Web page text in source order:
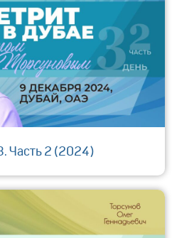
Часть 2 (2024)